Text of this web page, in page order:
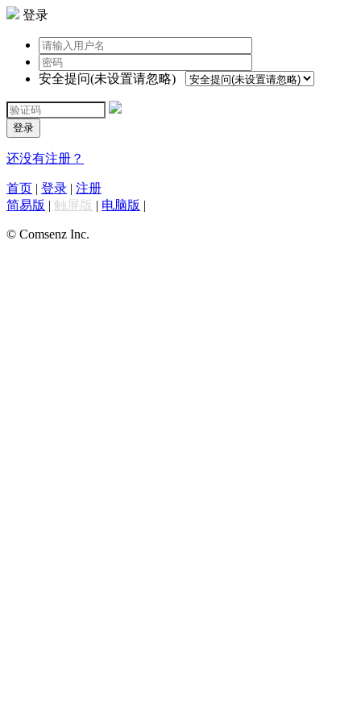
登录
安全提问(未设置请忽略)
登录
还没有注册？
首页 | 登录 | 注册
简易版 | 触屏版 | 电脑版 |
© Comsenz Inc.